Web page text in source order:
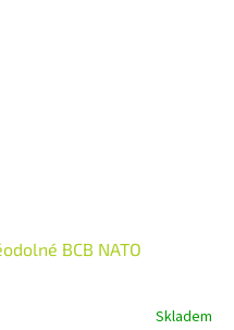
BCB NATO
Skladem